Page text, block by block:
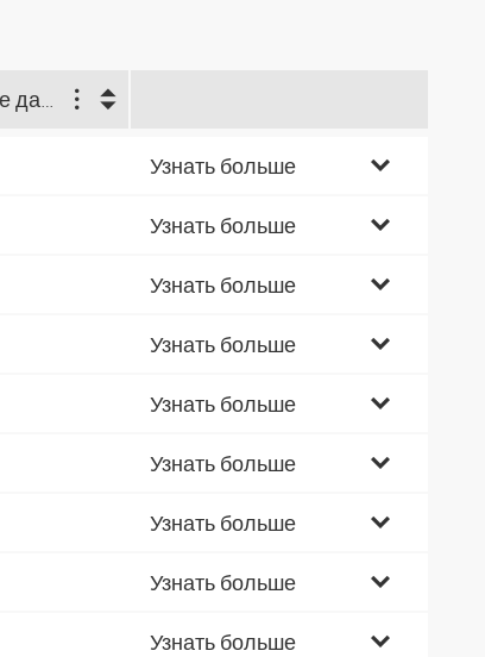
Рабочее давление (bar)
Узнать больше
Узнать больше
Узнать больше
Узнать больше
Узнать больше
Узнать больше
Узнать больше
Узнать больше
Узнать больше